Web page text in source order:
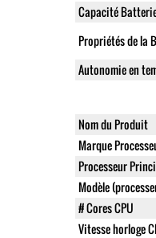
Capacité
Propriétés de la
Autonomie en
Nom du Produit
Marque
Processeur
Modèle
# Cores CPU
Vitesse horloge